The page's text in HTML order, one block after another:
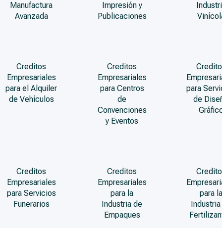
Manufactura
Avanzada
Impresión y
Publicaciones
Creditos
Empresariales
para el Alquiler
de Vehículos
Creditos
Empresariales
para Centros
de
Convenciones
y Eventos
para
de
Creditos
Empresariales
para Servicios
Funerarios
Creditos
Empresariales
para la
Industria de
Empaques
para la